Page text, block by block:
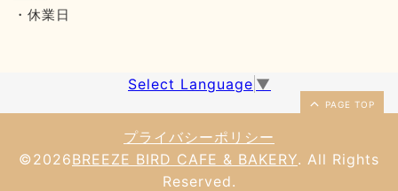
・休業日
Select Language ▼
PAGE TOP
プライバシーポリシー
©2026BREEZE BIRD CAFE & BAKERY. All Rights
Reserved.